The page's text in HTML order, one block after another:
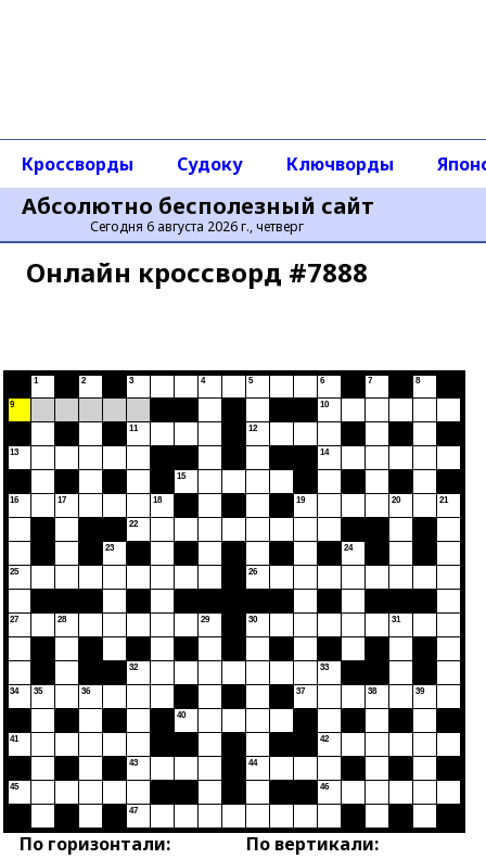
Абсолютно бесполезный сайт
Сегодня 6 августа 2026 г., четверг
Кроссворды Судоку Ключворды
Онлайн кроссворд #7888
По горизонтали:
По вертикали:
9
13
16
25
27
34
41
45
1
35
17
28
2
36
23
3
11
22
32
43
47
18
15
40
4
29
5
12
26
30
44
19
37
6
10
14
33
42
46
24
7
38
20
31
8
39
21